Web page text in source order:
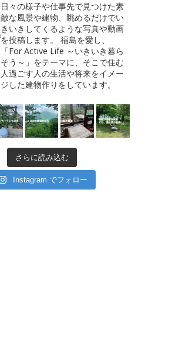
日々の様子や仕事先で見つけた素
敵な風景や建物、眺めるだけでい
きいきしてくるような写真や動画
を投稿します。
福島を愛し、
「For Active Life ～いきいき暮ら
そう～」をテーマに、そこで住む
人過ごす人の生活や将来をイメー
ジした建物作りをしています。
さらに読み込む
Instagram でフォロー